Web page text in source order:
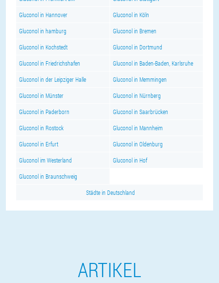
Gluconol in Hannover Gluconol in Köln
Gluconol in hamburg Gluconol in Bremen
Gluconol in Kochstedt Gluconol in Dortmund
Gluconol in Friedrichshafen Gluconol in Baden-Baden, Karlsruhe
Gluconol in der Leipziger Halle Gluconol in Memmingen
Gluconol in Münster Gluconol in Nürnberg
Gluconol in Paderborn Gluconol in Saarbrücken
Gluconol in Rostock Gluconol in Mannheim
Gluconol in Erfurt Gluconol in Oldenburg
Gluconol im Westerland Gluconol in Hof
Gluconol in Braunschweig
Städte in Deutschland
ARTIKEL